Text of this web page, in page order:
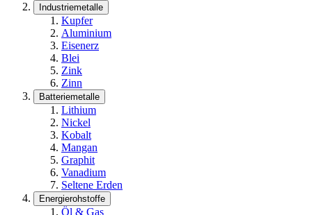
Industriemetalle
Kupfer
Aluminium
Eisenerz
Blei
Zink
Zinn
Batteriemetalle
Lithium
Nickel
Kobalt
Mangan
Graphit
Vanadium
Seltene Erden
Energierohstoffe
Öl & Gas